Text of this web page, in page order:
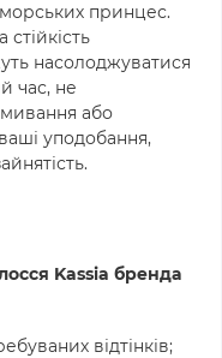
принцес.
насолоджуватися
час, не
або
уподобання,
Kassia бренда
відтінків;